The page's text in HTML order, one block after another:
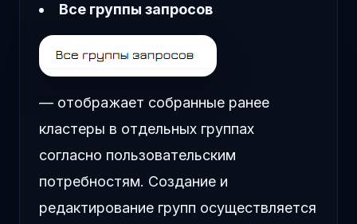
Все группы запросов
— отображает собранные ранее
кластеры в отдельных группах
согласно пользовательским
потребностям. Создание и
редактирование групп осуществляется